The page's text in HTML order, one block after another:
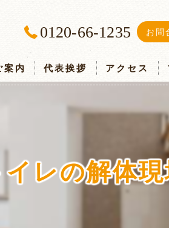
0120-66-1235 お問
案内 代表挨拶 アクセス
レの解体